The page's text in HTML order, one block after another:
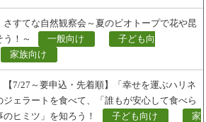
さすてな自然観察会～夏のビオトープで花や昆
う！～
一般向け
子ども向
家族向け
【7/27～要申込・先着順】「幸せを運ぶハリネ
ジェラートを食べて、「誰もが安心して食べら
のヒミツ」を知ろう！
子ども向け
家